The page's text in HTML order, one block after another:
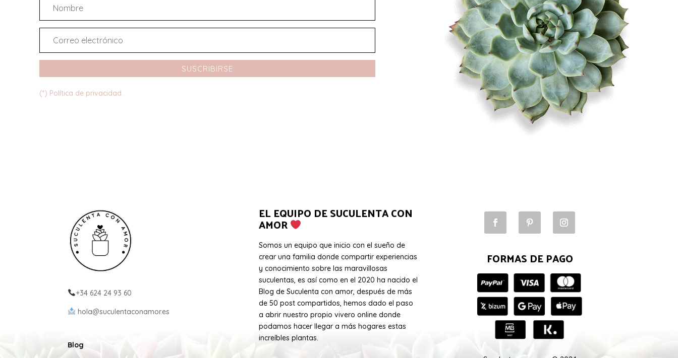
SUSCRIBIRSE
(*) Política de privacidad.
+34 624 24 93 60
hola@suculentaconamor.es
Blog
EL EQUIPO DE SUCULENTA CON
AMOR
Somos un equipo que inicio con el sueño de
crear una familia donde compartir experiencias
y conocimiento sobre las maravillosas
suculentas, es así como en el 2020 ha nacido el
Blog de Suculenta con amor, después de más
de 50 post compartidos, hemos dado el paso
a abrir nuestro propio vivero online donde
podamos hacer llegar a más hogares estas
increíbles plantas.
FORMAS DE PAGO